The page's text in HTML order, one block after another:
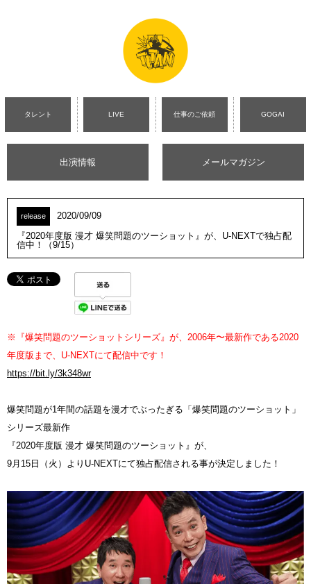
タレント LIVE 仕事のご依頼 GOGAI
出演情報 メールマガジン
release
2020/09/09
『2020年度版 漫才 爆笑問題のツーショット』が、U-NEXTで独占配
信中！（9/15）
※『爆笑問題のツーショットシリーズ』が、2006年〜最新作である2020
年度版まで、U-NEXTにて配信中です！
https://bit.ly/3k348wr
爆笑問題が1年間の話題を漫才でぶったぎる「爆笑問題のツーショット」
シリーズ最新作
『2020年度版 漫才 爆笑問題のツーショット』が、
9月15日（火）よりU-NEXTにて独占配信される事が決定しました！